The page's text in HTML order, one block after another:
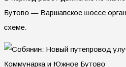
Бутово — Варшавское шоссе
схеме.